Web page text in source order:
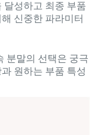
달성하고 최종 부품
신중한 파라미터
분말의 선택은 궁극
원하는 부품 특성